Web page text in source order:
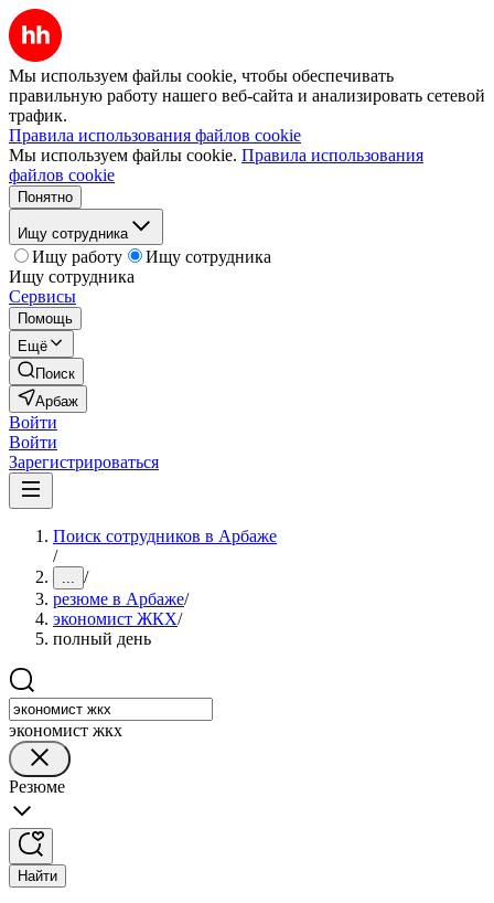
Мы используем файлы cookie, чтобы обеспечивать
правильную работу нашего веб-сайта и анализировать сетевой
трафик.
Правила использования файлов cookie
Мы используем файлы cookie. Правила использования
файлов cookie
Понятно
Ищу сотрудника
Ищу работу
Ищу сотрудника
Ищу сотрудника
Сервисы
Помощь
Ещё
Поиск
Арбаж
Войти
Войти
Зарегистрироваться
Поиск сотрудников в Арбаже
/
... /
резюме в Арбаже/
экономист ЖКХ/
полный день
экономист жкх
Резюме
Найти